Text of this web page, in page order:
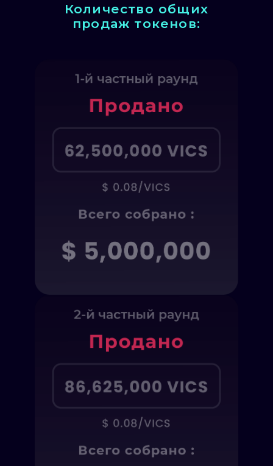
Количество общих
продаж токенов: